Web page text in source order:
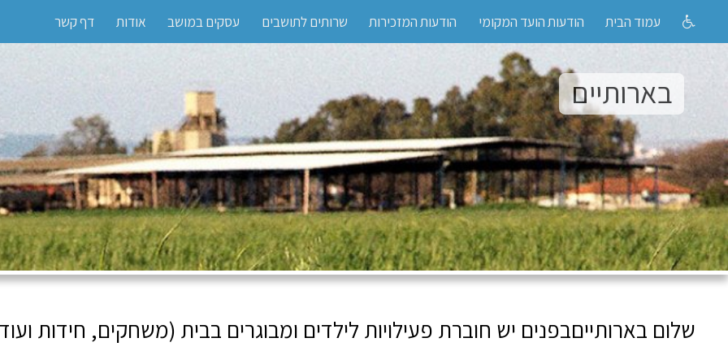
עמוד הבית הודעות הועד המקומי הודעות המזכירות שרותים לתושבים עסקים במושב אודות דף קשר
בארותיים
שלום בארותייםבפנים יש חוברת פעילויות לילדים ומבוגרים בבית (משחקים, חידות